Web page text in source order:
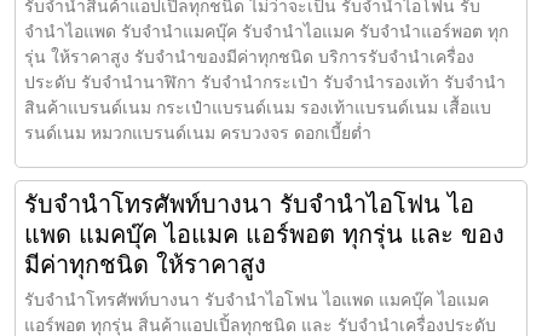
รับจำนำสินค้าแอปเปิ้ลทุกชนิด ไม่ว่าจะเป็น รับจำนำไอโฟน รับ
จำนำไอแพด รับจำนำแมคบุ๊ค รับจำนำไอแมค รับจำนำแอร์พอต ทุก
รุ่น ให้ราคาสูง รับจำนำของมีค่าทุกชนิด บริการรับจำนำเครื่อง
ประดับ รับจำนำนาฬิกา รับจำนำกระเป๋า รับจำนำรองเท้า รับจำนำ
สินค้าแบรนด์เนม กระเป๋าแบรนด์เนม รองเท้าแบรนด์เนม เสื้อแบ
รนด์เนม หมวกแบรนด์เนม ครบวงจร ดอกเบี้ยต่ำ
รับจำนำโทรศัพท์บางนา รับจำนำไอโฟน ไอ
แพด แมคบุ๊ค ไอแมค แอร์พอต ทุกรุ่น และ ของ
มีค่าทุกชนิด ให้ราคาสูง
รับจำนำโทรศัพท์บางนา รับจำนำไอโฟน ไอแพด แมคบุ๊ค ไอแมค
แอร์พอต ทุกรุ่น สินค้าแอปเปิ้ลทุกชนิด และ รับจำนำเครื่องประดับ